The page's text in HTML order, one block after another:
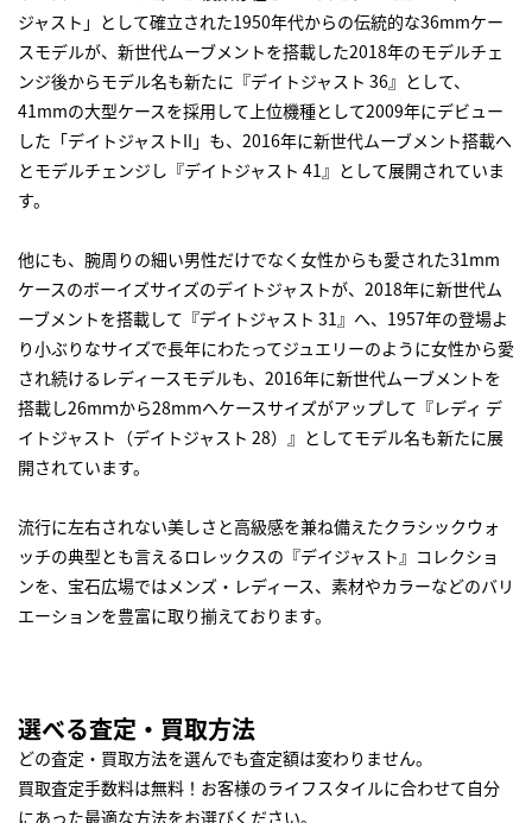
ジャスト」として確立された1950年代からの伝統的な36mmケー
スモデルが、新世代ムーブメントを搭載した2018年のモデルチェ
ンジ後からモデル名も新たに『デイトジャスト 36』として、
41mmの大型ケースを採用して上位機種として2009年にデビュー
した「デイトジャストII」も、2016年に新世代ムーブメント搭載へ
とモデルチェンジし『デイトジャスト 41』として展開されていま
す。
他にも、腕周りの細い男性だけでなく女性からも愛された31mm
ケースのボーイズサイズのデイトジャストが、2018年に新世代ム
ーブメントを搭載して『デイトジャスト 31』へ、1957年の登場よ
り小ぶりなサイズで長年にわたってジュエリーのように女性から愛
され続けるレディースモデルも、2016年に新世代ムーブメントを
搭載し26mｍから28mmへケースサイズがアップして『レディ デ
イトジャスト（デイトジャスト 28）』としてモデル名も新たに展
開されています。
流行に左右されない美しさと高級感を兼ね備えたクラシックウォ
ッチの典型とも言えるロレックスの『デイジャスト』コレクショ
ンを、宝石広場ではメンズ・レディース、素材やカラーなどのバリ
エーションを豊富に取り揃えております。
選べる査定・買取方法
どの査定・買取方法を選んでも査定額は変わりません。
買取査定手数料は無料！お客様のライフスタイルに合わせて自分
にあった最適な方法をお選びください。